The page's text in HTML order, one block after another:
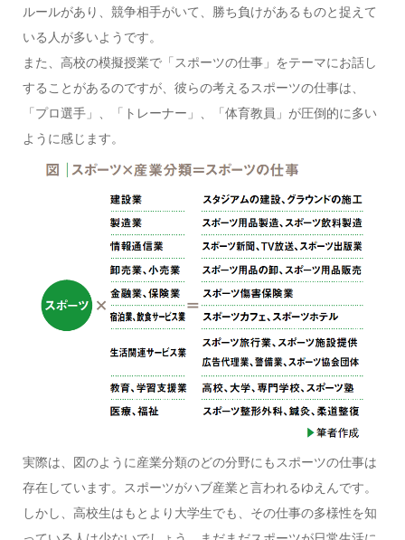
ルールがあり、競争相手がいて、勝ち負けがあるものと捉えて
いる人が多いようです。
また、高校の模擬授業で「スポーツの仕事」をテーマにお話し
することがあるのですが、彼らの考えるスポーツの仕事は、
「プロ選手」、「トレーナー」、「体育教員」が圧倒的に多い
ように感じます。
実際は、図のように産業分類のどの分野にもスポーツの仕事は
存在しています。スポーツがハブ産業と言われるゆえんです。
しかし、高校生はもとより大学生でも、その仕事の多様性を知